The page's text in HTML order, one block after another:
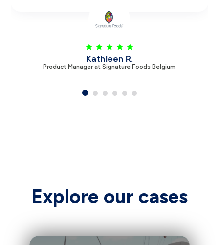
Explore our cases